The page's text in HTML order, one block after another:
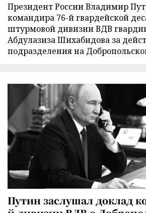
Президент России Владимир
командира 76-й гвардейской
штурмовой дивизии ВДВ
Абдулазиза Шихабидова за
подразделения на
Путин заслушал доклад